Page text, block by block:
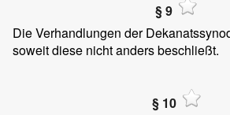
§ 9
Die Verhandlungen der
soweit diese nicht anders beschließt.
§ 10